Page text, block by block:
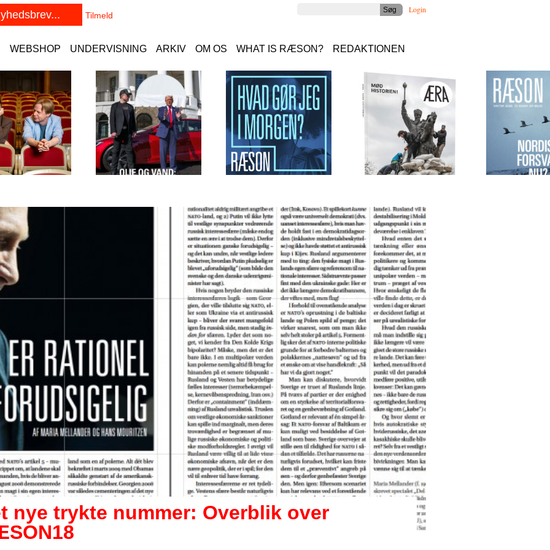
Login
WEBSHOP UNDERVISNING ARKIV OM OS WHAT IS RÆSON? REDAKTIONEN
nye trykte nummer: Overblik over